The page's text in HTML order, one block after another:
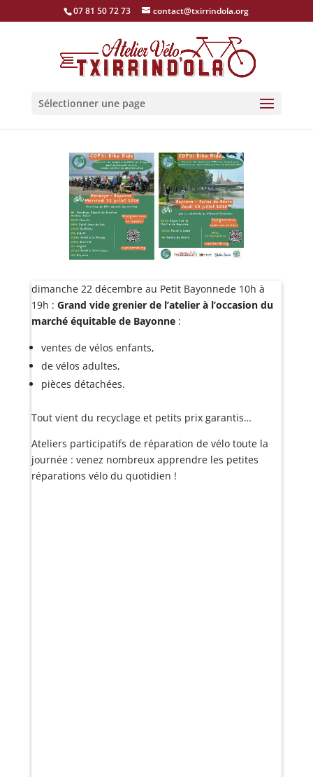
07 81 50 72 73 contact@txirrindola.org
Sélectionner une page
dimanche 22 décembre au Petit Bayonnede 10h à
19h : Grand vide grenier de l’atelier à l’occasion du
marché équitable de Bayonne :
ventes de vélos enfants,
de vélos adultes,
pièces détachées.
Tout vient du recyclage et petits prix garantis…
Ateliers participatifs de réparation de vélo toute la
journée : venez nombreux apprendre les petites
réparations vélo du quotidien !